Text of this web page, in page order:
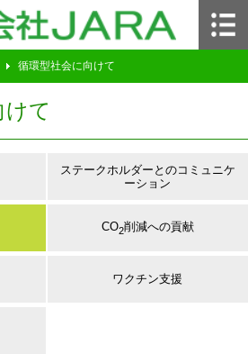
循環型社会に向けて
て
ステークホルダーとのコミュニケ
ーション
CO2削減への貢献
ワクチン支援